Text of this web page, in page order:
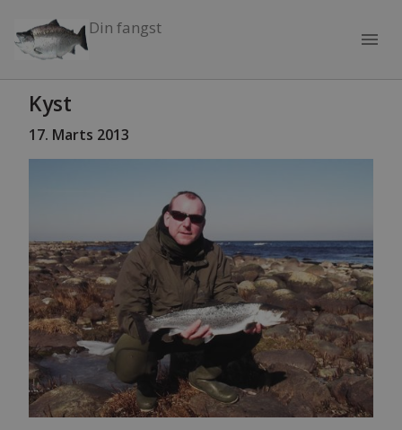
Din fangst
menu
Kyst
17. Marts 2013